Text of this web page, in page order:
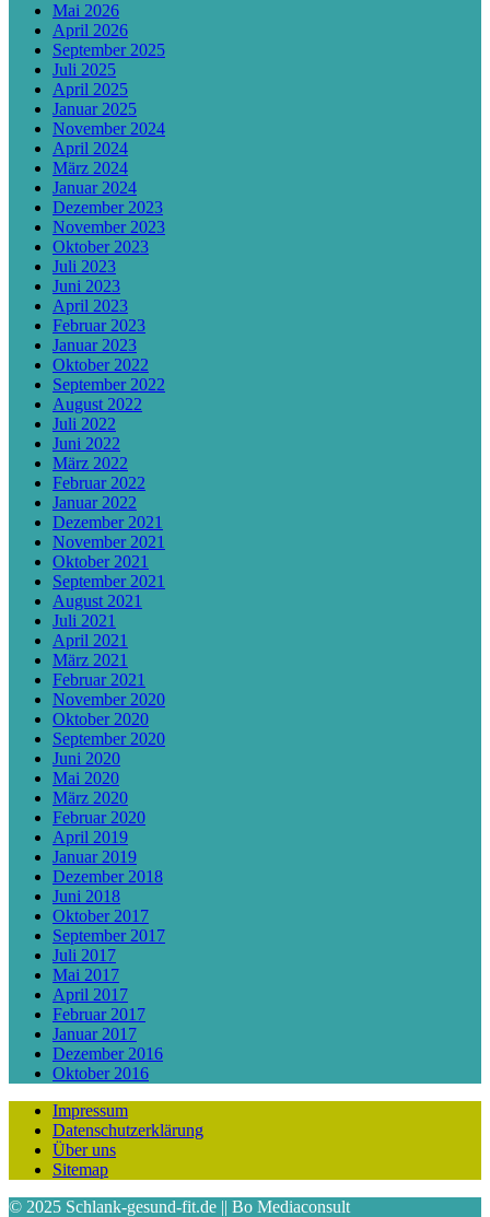
Mai 2026
April 2026
September 2025
Juli 2025
April 2025
Januar 2025
November 2024
April 2024
März 2024
Januar 2024
Dezember 2023
November 2023
Oktober 2023
Juli 2023
Juni 2023
April 2023
Februar 2023
Januar 2023
Oktober 2022
September 2022
August 2022
Juli 2022
Juni 2022
März 2022
Februar 2022
Januar 2022
Dezember 2021
November 2021
Oktober 2021
September 2021
August 2021
Juli 2021
April 2021
März 2021
Februar 2021
November 2020
Oktober 2020
September 2020
Juni 2020
Mai 2020
März 2020
Februar 2020
April 2019
Januar 2019
Dezember 2018
Juni 2018
Oktober 2017
September 2017
Juli 2017
Mai 2017
April 2017
Februar 2017
Januar 2017
Dezember 2016
Oktober 2016
Impressum
Datenschutzerklärung
Über uns
Sitemap
© 2025 Schlank-gesund-fit.de || Bo Mediaconsult